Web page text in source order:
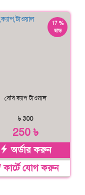
17 %
ছাড়
বেবি ক্যাপ টাওয়াল
৳ 300
250 ৳
অর্ডার করুন
কার্টে যোগ করুন